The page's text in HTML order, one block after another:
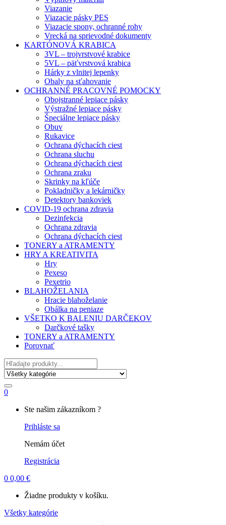
Viazanie
Viazacie pásky PES
Viazacie spony, ochranné rohy
Vrecká na sprievodné dokumenty
KARTÓNOVÁ KRABICA
3VL – trojvrstvové krabice
5VL – päťvrstvová krabica
Hárky z vlnitej lepenky
Obaly na sťahovanie
OCHRANNÉ PRACOVNÉ POMOCKY
Obojstranné lepiace pásky
Výstražné lepiace pásky
Špeciálne lepiace pásky
Obuv
Rukavice
Ochrana dýchacích ciest
Ochrana sluchu
Ochrana dýchacích ciest
Ochrana zraku
Skrinky na kľúče
Pokladničky a lekárničky
Detektory bankoviek
COVID-19 ochrana zdravia
Dezinfekcia
Ochrana zdravia
Ochrana dýchacích ciest
TONERY a ATRAMENTY
HRY A KREATIVITA
Hry
Pexeso
Pexetrio
BLAHOŽELANIA
Hracie blahoželanie
Obálka na peniaze
VŠETKO K BALENIU DARČEKOV
Darčkové tašky
TONERY a ATRAMENTY
Porovnať
Hľadať
0
Ste našim zákazníkom ?
Prihláste sa
Nemám účet
Registrácia
0 0,00 €
Žiadne produkty v košíku.
Všetky kategórie